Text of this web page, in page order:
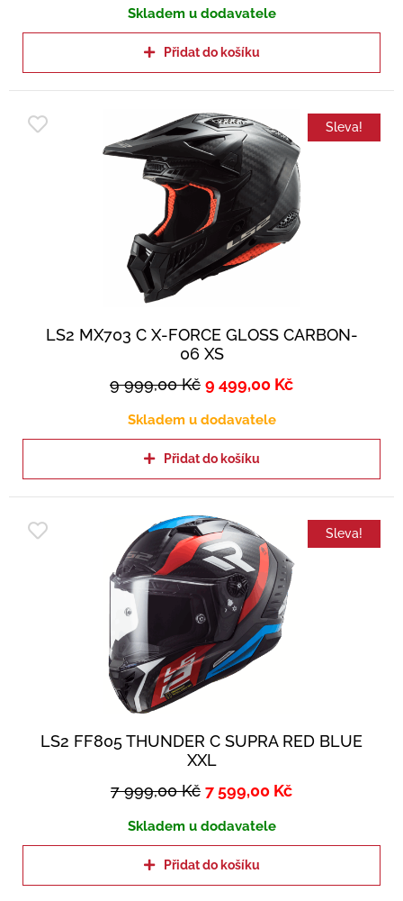
Skladem u dodavatele
Přidat do košíku
Sleva!
LS2 MX703 C X-FORCE GLOSS CARBON-
06 XS
9 999,00Kč 9 499,00 Kč
Skladem u dodavatele
Přidat do košíku
Sleva!
LS2 FF805 THUNDER C SUPRA RED BLUE
XXL
7 999,00Kč 7 599,00 Kč
Skladem u dodavatele
Přidat do košíku